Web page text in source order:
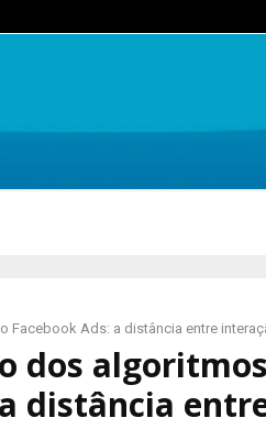
Facebook Ads: a distância entre
dos
distância